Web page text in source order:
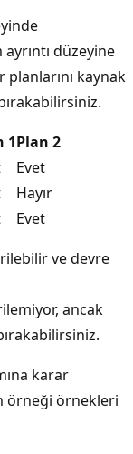
düzeyine
planlarını kaynak
1Plan 2
Evet
Hayır
Evet
ve devre
ancak
karar
örneği örnekleri